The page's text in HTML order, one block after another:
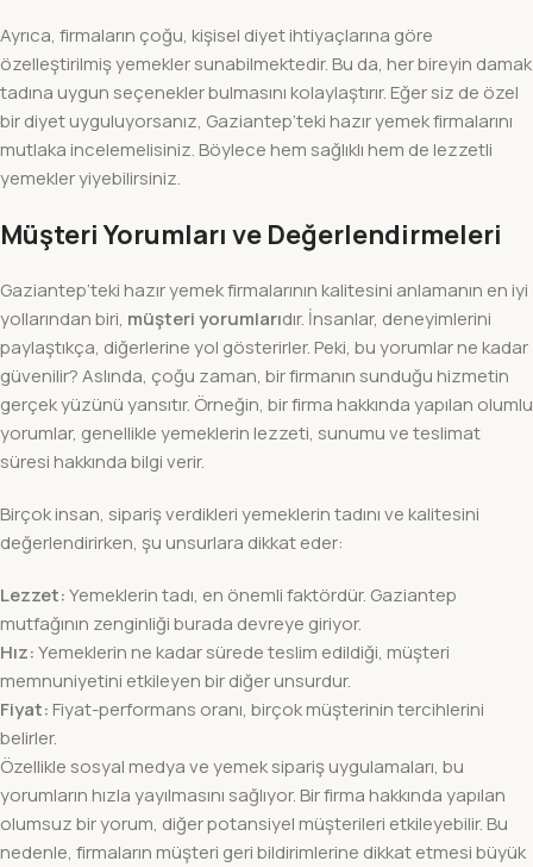
Ayrıca, firmaların çoğu, kişisel diyet ihtiyaçlarına göre
özelleştirilmiş yemekler sunabilmektedir. Bu da, her bireyin damak
tadına uygun seçenekler bulmasını kolaylaştırır. Eğer siz de özel
bir diyet uyguluyorsanız, Gaziantep’teki hazır yemek firmalarını
mutlaka incelemelisiniz. Böylece hem sağlıklı hem de lezzetli
yemekler yiyebilirsiniz.
Müşteri Yorumları ve Değerlendirmeleri
Gaziantep’teki hazır yemek firmalarının kalitesini anlamanın en iyi
yollarından biri, müşteri yorumlarıdır. İnsanlar, deneyimlerini
paylaştıkça, diğerlerine yol gösterirler. Peki, bu yorumlar ne kadar
güvenilir? Aslında, çoğu zaman, bir firmanın sunduğu hizmetin
gerçek yüzünü yansıtır. Örneğin, bir firma hakkında yapılan olumlu
yorumlar, genellikle yemeklerin lezzeti, sunumu ve teslimat
süresi hakkında bilgi verir.
Birçok insan, sipariş verdikleri yemeklerin tadını ve kalitesini
değerlendirirken, şu unsurlara dikkat eder:
Lezzet:Yemeklerin tadı, en önemli faktördür. Gaziantep
mutfağının zenginliği burada devreye giriyor.
Hız:Yemeklerin ne kadar sürede teslim edildiği, müşteri
memnuniyetini etkileyen bir diğer unsurdur.
Fiyat: Fiyat-performans oranı, birçok müşterinin tercihlerini
belirler.
Özellikle sosyal medya ve yemek sipariş uygulamaları, bu
yorumların hızla yayılmasını sağlıyor. Bir firma hakkında yapılan
olumsuz bir yorum, diğer potansiyel müşterileri etkileyebilir. Bu
nedenle, firmaların müşteri geri bildirimlerine dikkat etmesi büyük